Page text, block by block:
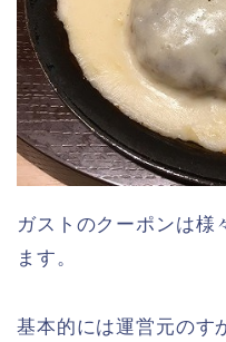
ガストのクーポンは様
ます。
基本的には運営元のす